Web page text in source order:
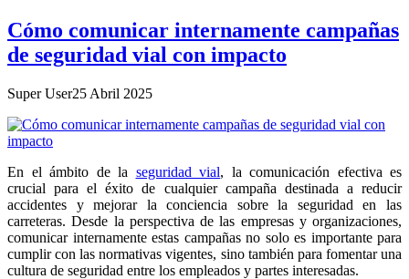
Cómo comunicar internamente campañas
de seguridad vial con impacto
Super User25 Abril 2025
En el ámbito de la seguridad vial, la comunicación efectiva es
crucial para el éxito de cualquier campaña destinada a reducir
accidentes y mejorar la conciencia sobre la seguridad en las
carreteras. Desde la perspectiva de las empresas y organizaciones,
comunicar internamente estas campañas no solo es importante para
cumplir con las normativas vigentes, sino también para fomentar una
cultura de seguridad entre los empleados y partes interesadas.